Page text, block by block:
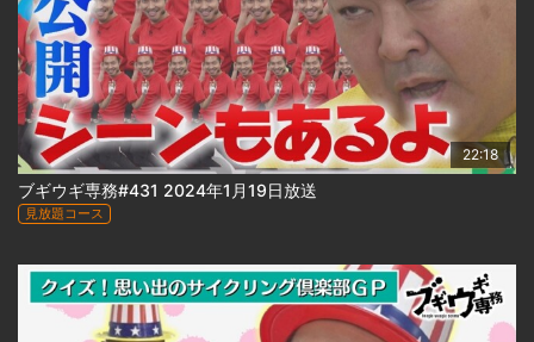
22:18
ブギウギ専務#431 2024年1月19日放送
見放題コース